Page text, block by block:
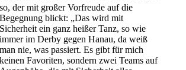
so, der mit großer Vorfreude auf die
Begegnung blickt: „Das wird mit
Sicherheit ein ganz heißer Tanz, so wie
immer im Derby gegen Hanau, da weiß
man nie, was passiert. Es gibt für mich
keinen Favoriten, sondern zwei Teams auf